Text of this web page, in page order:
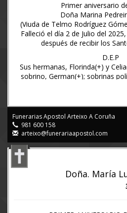
Primer aniversario
Doña Marina
(Viuda de Telmo Rodríguez
Falleció el día 2 de Julio del
después de recibir los
D.E.P
Sus hermanas, Florinda(+) y
sobrino, German(+); sobrinas
Ruegan una oración por el
agradecen la asistencia al funeral
se celebrará el próximo Sábado,
de la mañana, en la iglesia
Chamin, por cuyos favores
Funerarias Apostol Arteixo A Coruña
981 600 158
arteixo@funerariaapostol.com
Doña. María